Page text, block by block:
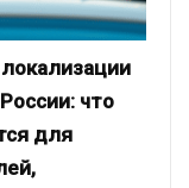
что
для